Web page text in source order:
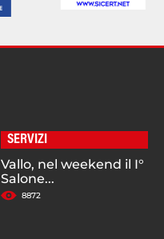
SERVIZI
Vallo, nel weekend il I°
Salone...
8872